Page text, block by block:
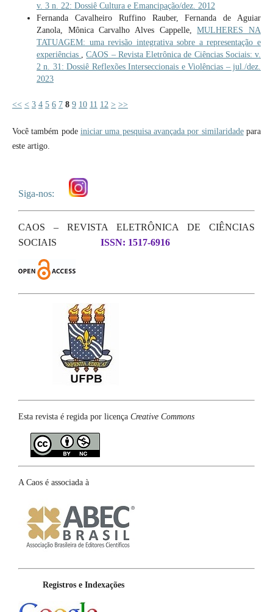
v. 3 n. 22: Dossiê Cultura e Emancipação/dez. 2012
Fernanda Cavalheiro Ruffino Rauber, Fernanda de Aguiar
Zanola, Mônica Carvalho Alves Cappelle,MULHERES NA
TATUAGEM: uma revisão integrativa sobre a representação e
experiências
,CAOS – Revista Eletrônica de Ciências Sociais: v.
2 n. 31: Dossiê Reflexões Interseccionais e Violências – jul./dez.
2023
<< < 3 4 5 6 7 8 9 10 11 12 > >>
Você também pode iniciar uma pesquisa avançada por similaridadepara
este artigo.
Siga-nos:
CAOS – REVISTA ELETRÔNICA DE CIÊNCIAS
SOCIAIS
ISSN: 1517-6916
Esta revista é regida por licença Creative Commons
A Caos é associada à
Registros e Indexações